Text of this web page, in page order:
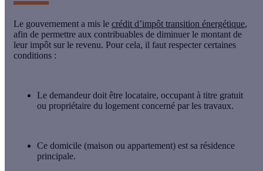
Le gouvernement a mis le crédit d’impôt transition énergétique,
afin de permettre aux contribuables de diminuer le montant de
leur impôt sur le revenu. Pour cela, il faut respecter certaines
conditions :
Le demandeur doit être locataire, occupant à titre gratuit
ou propriétaire du logement concerné par les travaux.
Ce domicile (maison ou appartement) est sa résidence
principale.